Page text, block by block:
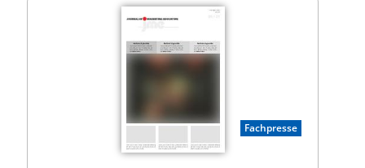
Fachpresse